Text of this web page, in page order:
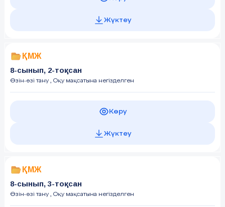
Жүктеу
ҚМЖ
8-сынып, 2-тоқсан
Өзін-өзі тану , Оқу мақсатына негізделген
Көру
Жүктеу
ҚМЖ
8-сынып, 3-тоқсан
Өзін-өзі тану , Оқу мақсатына негізделген